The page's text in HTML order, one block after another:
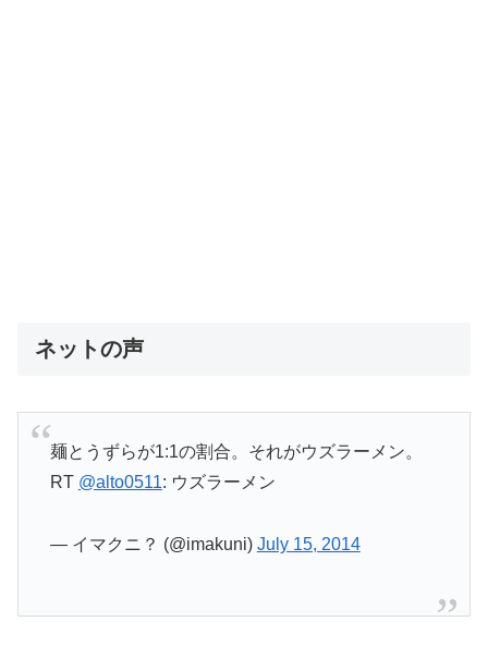
ネットの声
麺とうずらが1:1の割合。それがウズラーメン。
RT @alto0511: ウズラーメン
— イマクニ？ (@imakuni) July 15, 2014